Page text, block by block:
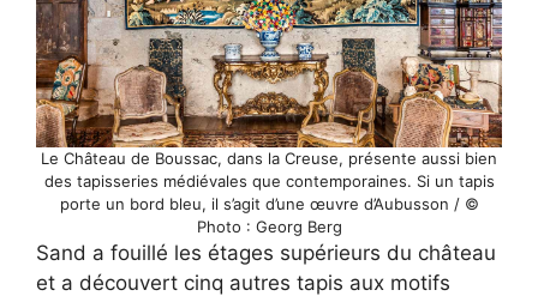
Le Château de Boussac, dans la Creuse, présente aussi bien
des tapisseries médiévales que contemporaines. Si un tapis
porte un bord bleu, il s’agit d’une œuvre d’Aubusson / ©
Photo : Georg Berg
Sand a fouillé les étages supérieurs du château
et a découvert cinq autres tapis aux motifs